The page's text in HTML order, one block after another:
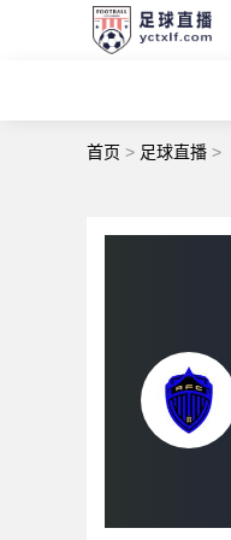
首页 > 足球直播 >